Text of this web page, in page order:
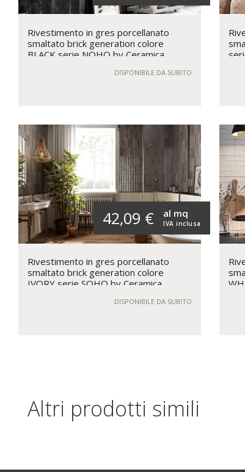
Rivestimento in gres porcellanato
smaltato brick generation colore
BLACK serie NOHO by Ceramica
DISPONIBILE DA SUBITO
42,09 € IVA inclusa
al mq
Rivestimento in gres porcellanato
smaltato brick generation colore
IVORY serie SOHO by Ceramica
DISPONIBILE DA SUBITO
Altri prodotti simili